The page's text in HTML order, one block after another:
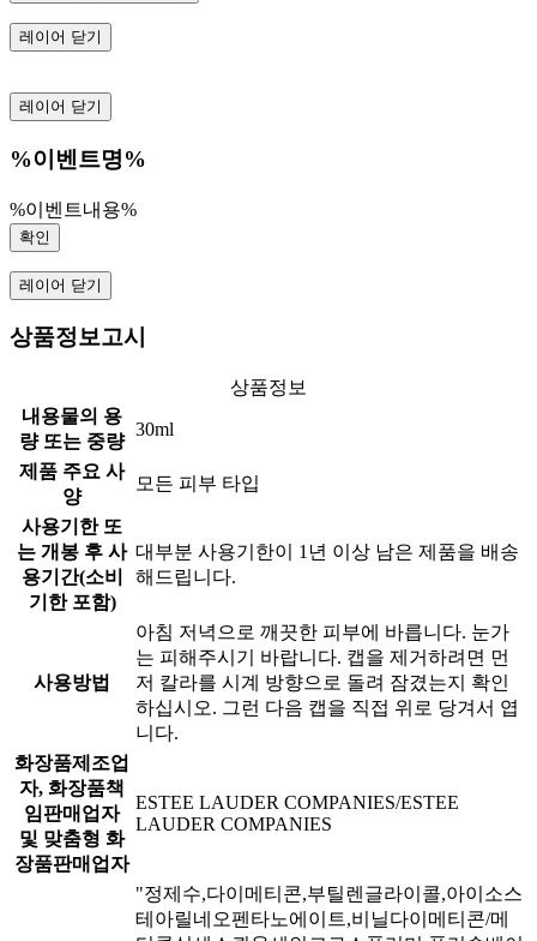
레이어 닫기
레이어 닫기
%이벤트명%
%이벤트내용%
확인
레이어 닫기
상품정보고시
상품정보
내용물의 용
량 또는 중량
30ml
제품 주요 사
양
모든 피부 타입
사용기한 또
는 개봉 후 사
용기간(소비
기한 포함)
대부분 사용기한이 1년 이상 남은 제품을 배송
해드립니다.
사용방법
아침 저녁으로 깨끗한 피부에 바릅니다. 눈가
는 피해주시기 바랍니다. 캡을 제거하려면 먼
저 칼라를 시계 방향으로 돌려 잠겼는지 확인
하십시오. 그런 다음 캡을 직접 위로 당겨서 엽
니다.
화장품제조업
자, 화장품책
임판매업자
및 맞춤형 화
장품판매업자
ESTEE LAUDER COMPANIES/ESTEE
LAUDER COMPANIES
"정제수,다이메티콘,부틸렌글라이콜,아이소스
테아릴네오펜타노에이트,비닐다이메티콘/메